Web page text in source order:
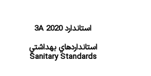
3A 2020 استاندارد
استانداردهاي بهداشتي
Sanitary Standards